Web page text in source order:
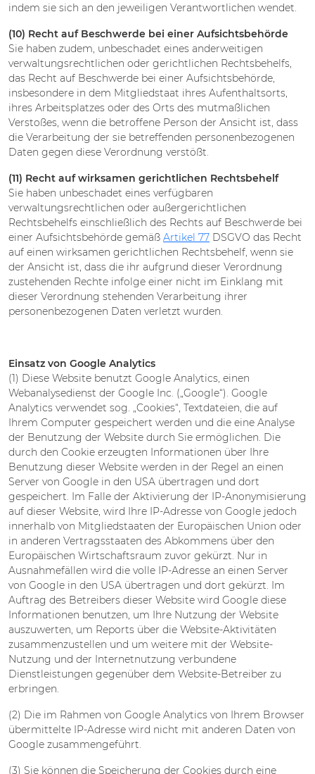
indem sie sich an den jeweiligen Verantwortlichen wendet.
(10) Recht auf Beschwerde bei einer Aufsichtsbehörde
Sie haben zudem, unbeschadet eines anderweitigen
verwaltungsrechtlichen oder gerichtlichen Rechtsbehelfs,
das Recht auf Beschwerde bei einer Aufsichtsbehörde,
insbesondere in dem Mitgliedstaat ihres Aufenthaltsorts,
ihres Arbeitsplatzes oder des Orts des mutmaßlichen
Verstoßes, wenn die betroffene Person der Ansicht ist, dass
die Verarbeitung der sie betreffenden personenbezogenen
Daten gegen diese Verordnung verstößt.
(11) Recht auf wirksamen gerichtlichen Rechtsbehelf
Sie haben unbeschadet eines verfügbaren
verwaltungsrechtlichen oder außergerichtlichen
Rechtsbehelfs einschließlich des Rechts auf Beschwerde bei
einer Aufsichtsbehörde gemäß Artikel 77 DSGVO das Recht
auf einen wirksamen gerichtlichen Rechtsbehelf, wenn sie
der Ansicht ist, dass die ihr aufgrund dieser Verordnung
zustehenden Rechte infolge einer nicht im Einklang mit
dieser Verordnung stehenden Verarbeitung ihrer
personenbezogenen Daten verletzt wurden.
Einsatz von Google Analytics
(1) Diese Website benutzt Google Analytics, einen
Webanalysedienst der Google Inc. („Google“). Google
Analytics verwendet sog. „Cookies“, Textdateien, die auf
Ihrem Computer gespeichert werden und die eine Analyse
der Benutzung der Website durch Sie ermöglichen. Die
durch den Cookie erzeugten Informationen über Ihre
Benutzung dieser Website werden in der Regel an einen
Server von Google in den USA übertragen und dort
gespeichert. Im Falle der Aktivierung der IP-Anonymisierung
auf dieser Website, wird Ihre IP-Adresse von Google jedoch
innerhalb von Mitgliedstaaten der Europäischen Union oder
in anderen Vertragsstaaten des Abkommens über den
Europäischen Wirtschaftsraum zuvor gekürzt. Nur in
Ausnahmefällen wird die volle IP-Adresse an einen Server
von Google in den USA übertragen und dort gekürzt. Im
Auftrag des Betreibers dieser Website wird Google diese
Informationen benutzen, um Ihre Nutzung der Website
auszuwerten, um Reports über die Website-Aktivitäten
zusammenzustellen und um weitere mit der Website-
Nutzung und der Internetnutzung verbundene
Dienstleistungen gegenüber dem Website-Betreiber zu
erbringen.
(2) Die im Rahmen von Google Analytics von Ihrem Browser
übermittelte IP-Adresse wird nicht mit anderen Daten von
Google zusammengeführt.
(3) Sie können die Speicherung der Cookies durch eine